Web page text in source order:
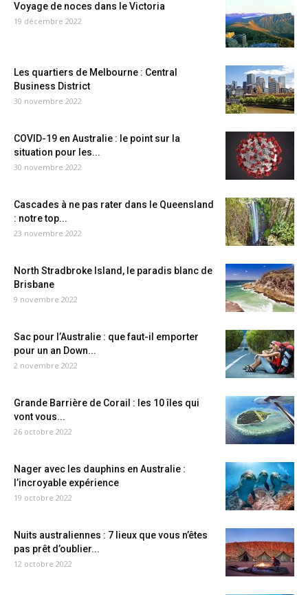
Voyage de noces dans le Victoria
19 décembre 2022
Les quartiers de Melbourne : Central
Business District
30 novembre 2022
COVID-19 en Australie : le point sur la
situation pour les...
30 novembre 2022
Cascades à ne pas rater dans le Queensland
: notre top...
23 novembre 2022
North Stradbroke Island, le paradis blanc de
Brisbane
9 novembre 2022
Sac pour l’Australie : que faut-il emporter
pour un an Down...
2 novembre 2022
Grande Barrière de Corail : les 10 îles qui
vont vous...
26 octobre 2022
Nager avec les dauphins en Australie :
l’incroyable expérience
19 octobre 2022
Nuits australiennes : 7 lieux que vous n’êtes
pas prêt d’oublier...
12 octobre 2022